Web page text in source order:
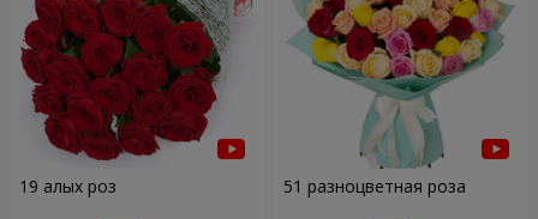
19 алых роз 51 разноцветная роза